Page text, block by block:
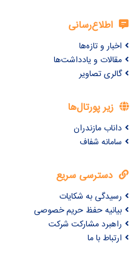
اطلاع‌رسانی
اخبار و تازه‌ها
مقالات و یادداشت‌ها
گالری تصاویر
زیر پورتال‌ها
داناب مازندران
سامانه شفاف
دسترسی سریع
رسیدگی به شکایات
بیانیه حفظ حریم خصوصی
راهبرد مشارکت شرکت
ارتباط با ما